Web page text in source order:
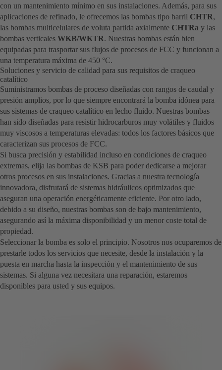
con un mantenimiento mínimo en sus instalaciones. Además, para sus
aplicaciones de refinado, le ofrecemos las bombas tipo barril CHTR,
las bombas multicelulares de voluta partida axialmente CHTRa y las
bombas verticales WKB/WKTR. Nuestras bombas están bien
equipadas para trasportar sus flujos de procesos de FCC y funcionan a
una temperatura máxima de 450 °C.
Soluciones y servicio de calidad para sus requisitos de craqueo
catalítico
Suministramos bombas de proceso diseñadas con rangos de caudal y
presión amplios, por lo que siempre encontrará la bomba idónea para
sus sistemas de craqueo catalítico en lecho fluido. Nuestras bombas
han sido diseñadas para resistir hidrocarburos muy volátiles y fluidos
muy viscosos a temperaturas elevadas: todos los factores básicos que
caracterizan sus procesos de FCC.
Si busca precisión y estabilidad incluso en condiciones de craqueo
extremas, elija las bombas de KSB para poder dedicarse a mejorar
otros procesos en sus instalaciones. Gracias a nuestra tecnología
innovadora, disfrutará de sistemas hidráulicos optimizados que
aseguran una operación energéticamente eficiente. Por otro lado,
debido a su diseño, nuestras bombas son de bajo mantenimiento,
asegurando así la máxima disponibilidad y un menor coste total de
propiedad.
Seleccionar la bomba es solo el principio. Nosotros nos ocuparemos de
prestarle todos los servicios que necesite, desde la instalación y la
puesta en marcha hasta la inspección y el mantenimiento de sus
sistemas. Si alguna vez necesitara una reparación, estaremos
disponibles para usted y sus equipos.